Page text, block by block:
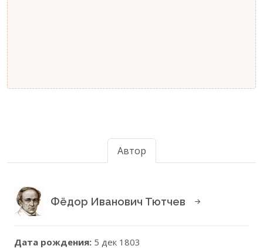
Автор
Фёдор Иванович Тютчев
Дата рождения: 5 дек 1803